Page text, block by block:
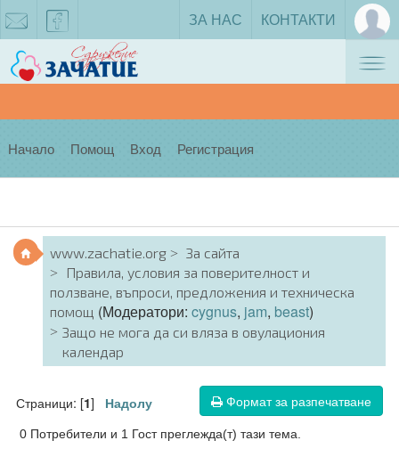
facebook
ЗА НАС КОНТАКТИ
Начало Помощ Вход Регистрация
www.zachatie.org
За сайта
Правила, условия за поверителност и
ползване, въпроси, предложения и техническа
помощ (Модератори: cygnus, jam, beast)
Защо не мога да си вляза в овулациония
календар
Формат за разпечатване
Страници: [1] Надолу
0 Потребители и 1 Гост преглежда(т) тази тема.